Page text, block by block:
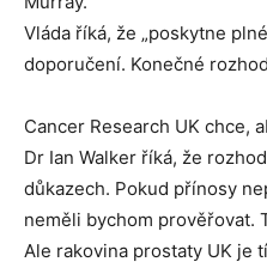
Vláda říká, že „poskytne
doporučení. Konečné
Cancer Research UK chce,
Dr Ian Walker říká, že
důkazech. Pokud přínosy
neměli bychom prověřovat.
Ale rakovina prostaty UK je